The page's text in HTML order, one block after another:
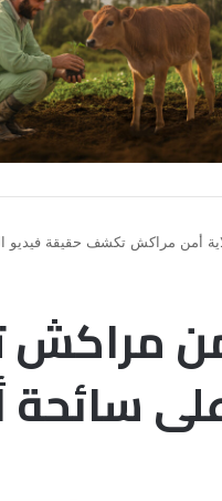
أمن مراكش تكشف حقيقة فيديو
سائحة